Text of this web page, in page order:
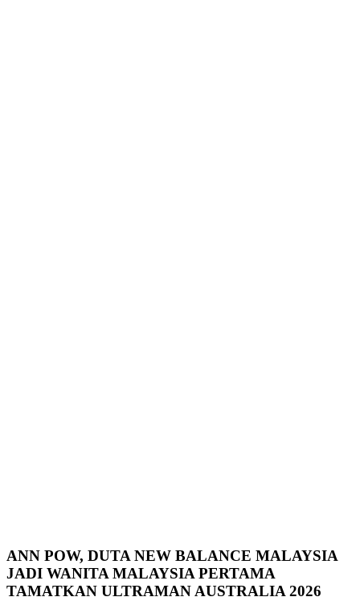
ANN POW, DUTA NEW BALANCE MALAYSIA
JADI WANITA MALAYSIA PERTAMA
TAMATKAN ULTRAMAN AUSTRALIA 2026